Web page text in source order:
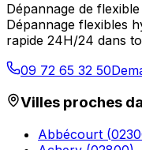
Dépannage de
Dépannage flexibles
rapide 24H/24 dans
09 72 65 32 50
Villes proches
Abbécourt (